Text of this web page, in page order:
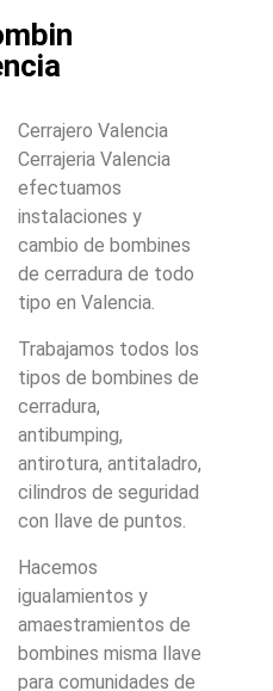
Cerrajero Valencia
Cerrajeria Valencia
efectuamos
instalaciones y
cambio de bombines
de cerradura de todo
tipo en Valencia.
Trabajamos todos los
tipos de bombines de
cerradura,
antibumping,
antirotura, antitaladro,
cilindros de seguridad
con llave de puntos.
Hacemos
igualamientos y
amaestramientos de
bombines misma llave
para comunidades de